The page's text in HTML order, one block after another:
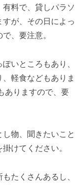
料で、貸しパラソ
が、その日によっ
、要注意。
いところもあり、
軽食などもありま
ありますので、要
物、聞きたいこと
けてください。
たくさんあるし、